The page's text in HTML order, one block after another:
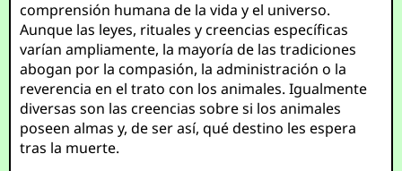
comprensión humana de la vida y el universo.
Aunque las leyes, rituales y creencias específicas
varían ampliamente, la mayoría de las tradiciones
abogan por la compasión, la administración o la
reverencia en el trato con los animales. Igualmente
diversas son las creencias sobre si los animales
poseen almas y, de ser así, qué destino les espera
tras la muerte.